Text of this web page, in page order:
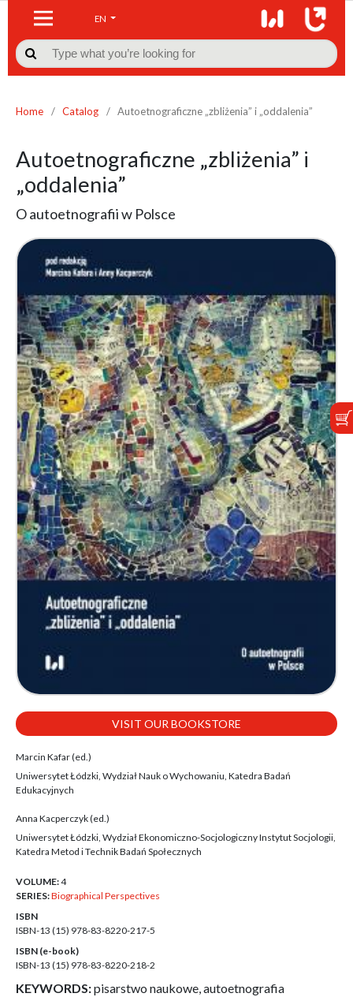
EN

Home / Catalog / Autoetnograficzne „zbliżenia” i „oddalenia”
Autoetnograficzne „zbliżenia” i
„oddalenia”
O autoetnografii w Polsce
VISIT OUR BOOKSTORE
Marcin Kafar (ed.)
Uniwersytet Łódzki, Wydział Nauk o Wychowaniu, Katedra Badań
Edukacyjnych
Anna Kacperczyk (ed.)
Uniwersytet Łódzki, Wydział Ekonomiczno-Socjologiczny Instytut Socjologii,
Katedra Metod i Technik Badań Społecznych
VOLUME:4
SERIES:Biographical Perspectives
ISBN
ISBN-13 (15) 978-83-8220-217-5
ISBN (e-book)
ISBN-13 (15) 978-83-8220-218-2
KEYWORDS:pisarstwo naukowe, autoetnografia